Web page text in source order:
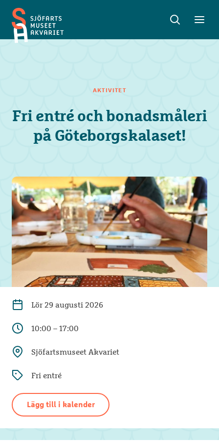
Sjöfartsmuseet
Akvariet
Toggle
AKTIVITET
Fri entré och bonadsmåleri
på Göteborgskalaset!
Lör 29 augusti 2026
10:00 – 17:00
Sjöfartsmuseet Akvariet
Fri entré
Lägg till i kalender